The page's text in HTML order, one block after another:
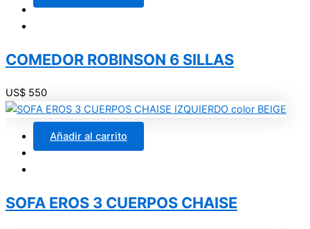
COMEDOR ROBINSON 6 SILLAS
US$ 550
Añadir al carrito
SOFA EROS 3 CUERPOS CHAISE